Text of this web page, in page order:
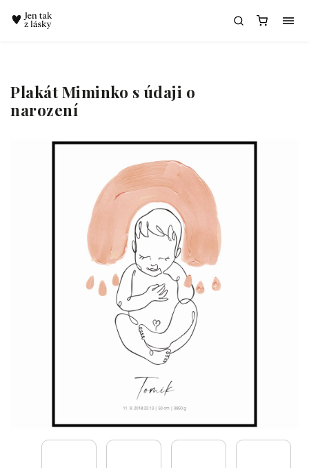
Plakát Miminko s údaji o
narození